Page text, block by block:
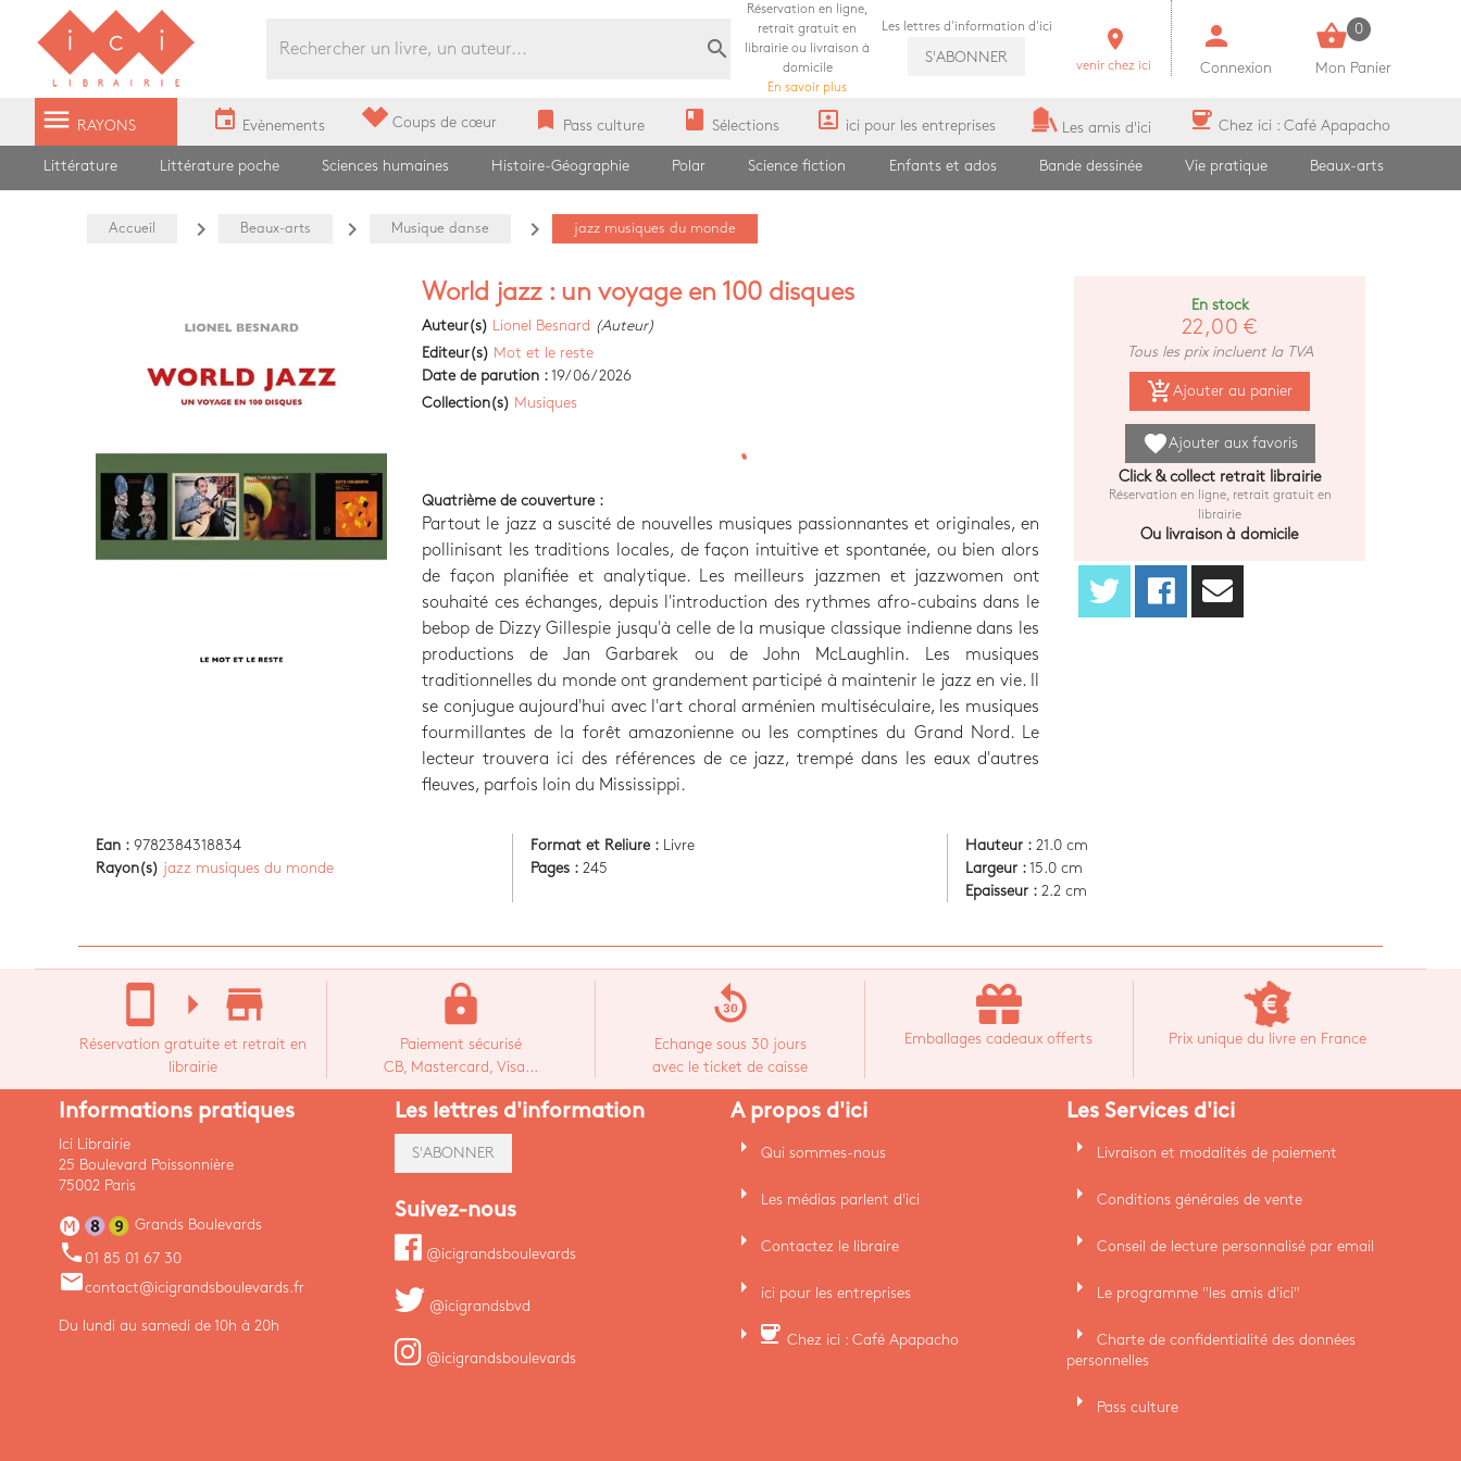
Librairie Ici Grands Boulevards
search
Réservation en ligne,
retrait gratuit en
librairie ou livraison à
domicile
En savoir plus
Les lettres d'information d'ici
S'ABONNER
room
venir chez ici
person
Connexion
shopping_basket 0
Mon Panier
menu RAYONS event Evènements Coups de cœur bookmark Pass culture book Sélections portrait ici pour les entreprises Les amis d'ici coffee Chez ici : Café Apapacho
Littérature Littérature poche Sciences humaines Histoire-Géographie Polar Science fiction Enfants et ados Bande dessinée Vie pratique Beaux-arts
Accueil navigate_next Beaux-arts navigate_next Musique danse navigate_next jazz musiques du monde
World jazz : un voyage en 100 disques
Auteur(s) Lionel Besnard (Auteur)
Editeur(s) Mot et le reste
Date de parution : 19/06/2026
Collection(s) Musiques
Quatrième de couverture :
Partout le jazz a suscité de nouvelles musiques passionnantes et originales, en
pollinisant les traditions locales, de façon intuitive et spontanée, ou bien alors
de façon planifiée et analytique. Les meilleurs jazzmen et jazzwomen ont
souhaité ces échanges, depuis l'introduction des rythmes afro-cubains dans le
bebop de Dizzy Gillespie jusqu'à celle de la musique classique indienne dans les
productions de Jan Garbarek ou de John McLaughlin. Les musiques
traditionnelles du monde ont grandement participé à maintenir le jazz en vie. Il
se conjugue aujourd'hui avec l'art choral arménien multiséculaire, les musiques
fourmillantes de la forêt amazonienne ou les comptines du Grand Nord. Le
lecteur trouvera ici des références de ce jazz, trempé dans les eaux d'autres
fleuves, parfois loin du Mississippi.
En stock
22,00 €
Tous les prix incluent la TVA
add_shopping_cart Ajouter au panier
favoriteAjouter aux favoris
Click & collect retrait librairie
Réservation en ligne, retrait gratuit en
librairie
Ou livraison à domicile
Ean : 9782384318834
Rayon(s) jazz musiques du monde
Format et Reliure :
Livre
Pages : 245
Hauteur : 21.0 cm
Largeur : 15.0 cm
Epaisseur : 2.2 cm
stay_current_portrait arrow_right store_mall_directory
Réservation gratuite et retrait en
librairie
lock
Paiement sécurisé
CB, Mastercard, Visa...
replay_30
Echange sous 30 jours
avec le ticket de caisse
Emballages cadeaux offerts Prix unique du livre en France
Informations pratiques
Ici Librairie
25 Boulevard Poissonnière
75002 Paris
Grands Boulevards
phone 01 85 01 67 30
emailcontact@icigrandsboulevards.fr
Du lundi au samedi de 10h à 20h
Les lettres d'information
S'ABONNER
Suivez-nous
@icigrandsboulevards
@icigrandsbvd
@icigrandsboulevards
A propos d'ici
arrow_right Qui sommes-nous
arrow_right Les médias parlent d'ici
arrow_right Contactez le libraire
arrow_right ici pour les entreprises
arrow_right coffee Chez ici : Café Apapacho
Les Services d'ici
arrow_right Livraison et modalités de paiement
arrow_right Conditions générales de vente
arrow_right Conseil de lecture personnalisé par email
arrow_right Le programme "les amis d'ici"
arrow_right
Charte de confidentialité des données
personnelles
arrow_right Pass culture